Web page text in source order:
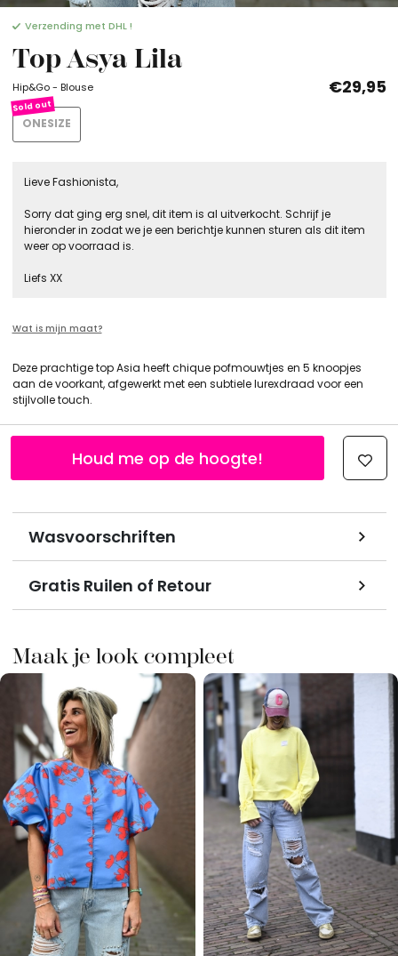
Verzending met DHL !
Top Asya Lila
Hip&Go - Blouse €29,95
ONESIZE
Lieve Fashionista,
Sorry dat ging erg snel, dit item is al uitverkocht. Schrijf je
hieronder in zodat we je een berichtje kunnen sturen als dit item
weer op voorraad is.
Liefs XX
Wat is mijn maat?
Deze prachtige top Asia heeft chique pofmouwtjes en 5 knoopjes
aan de voorkant, afgewerkt met een subtiele lurexdraad voor een
stijlvolle touch.
Wasvoorschriften
Gratis Ruilen of Retour
Houd me op de hoogte!
Maak je look compleet